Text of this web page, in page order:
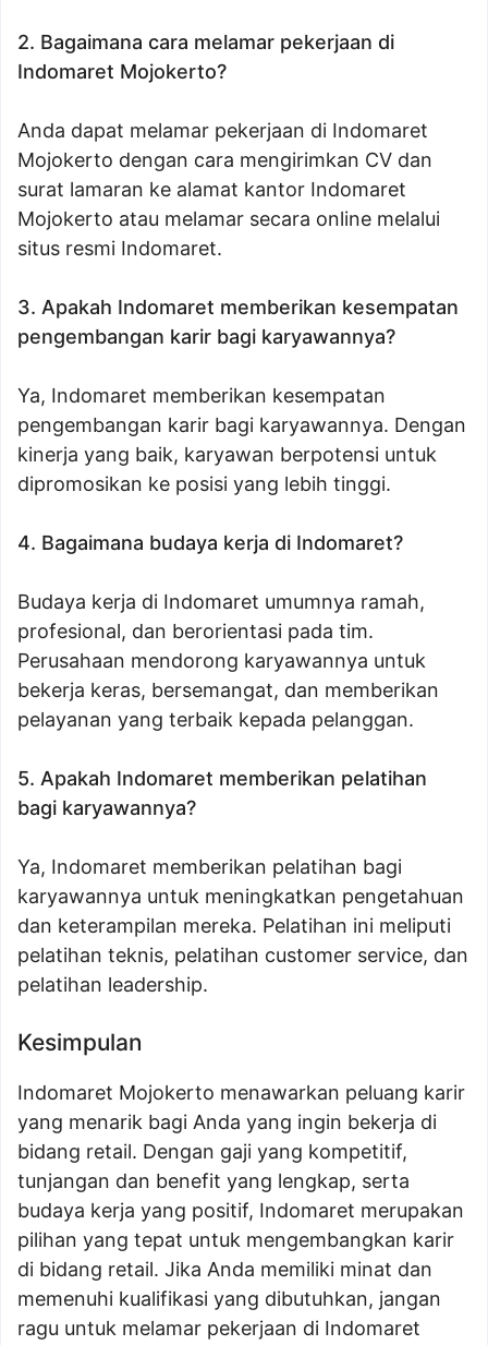
2. Bagaimana cara melamar pekerjaan di
Indomaret Mojokerto?
Anda dapat melamar pekerjaan di Indomaret
Mojokerto dengan cara mengirimkan CV dan
surat lamaran ke alamat kantor Indomaret
Mojokerto atau melamar secara online melalui
situs resmi Indomaret.
3. Apakah Indomaret memberikan kesempatan
pengembangan karir bagi karyawannya?
Ya, Indomaret memberikan kesempatan
pengembangan karir bagi karyawannya. Dengan
kinerja yang baik, karyawan berpotensi untuk
dipromosikan ke posisi yang lebih tinggi.
4. Bagaimana budaya kerja di Indomaret?
Budaya kerja di Indomaret umumnya ramah,
profesional, dan berorientasi pada tim.
Perusahaan mendorong karyawannya untuk
bekerja keras, bersemangat, dan memberikan
pelayanan yang terbaik kepada pelanggan.
5. Apakah Indomaret memberikan pelatihan
bagi karyawannya?
Ya, Indomaret memberikan pelatihan bagi
karyawannya untuk meningkatkan pengetahuan
dan keterampilan mereka. Pelatihan ini meliputi
pelatihan teknis, pelatihan customer service, dan
pelatihan leadership.
Kesimpulan
Indomaret Mojokerto menawarkan peluang karir
yang menarik bagi Anda yang ingin bekerja di
bidang retail. Dengan gaji yang kompetitif,
tunjangan dan benefit yang lengkap, serta
budaya kerja yang positif, Indomaret merupakan
pilihan yang tepat untuk mengembangkan karir
di bidang retail. Jika Anda memiliki minat dan
memenuhi kualifikasi yang dibutuhkan, jangan
ragu untuk melamar pekerjaan di Indomaret